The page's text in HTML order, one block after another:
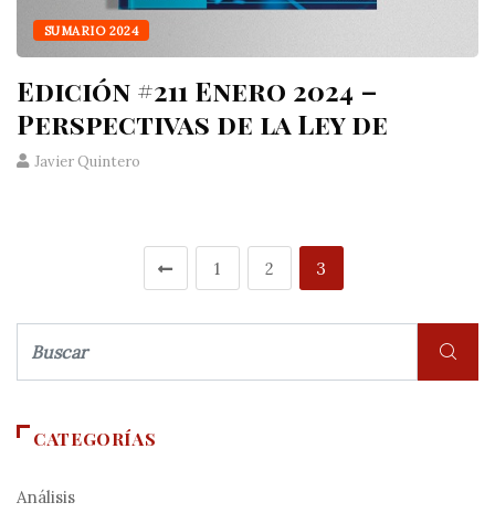
SUMARIO 2024
Edición #211 Enero 2024 –
Perspectivas de la Ley de
Javier Quintero
1 2 3
CATEGORÍAS
Análisis